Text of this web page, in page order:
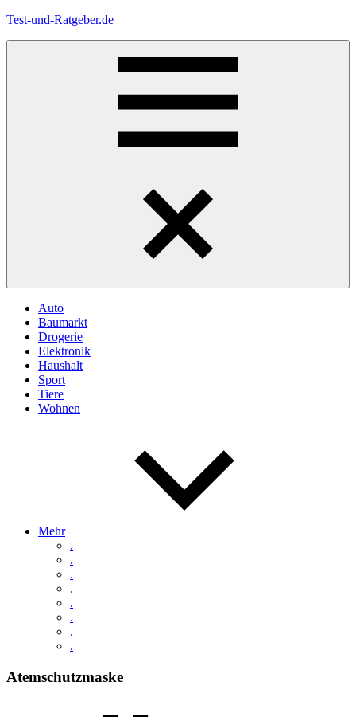
Zum
Test-und-Ratgeber.de
Auto
Baumarkt
Drogerie
Elektronik
Haushalt
Sport
Tiere
Wohnen
Mehr
.
.
.
.
.
.
.
.
Atemschutzmaske